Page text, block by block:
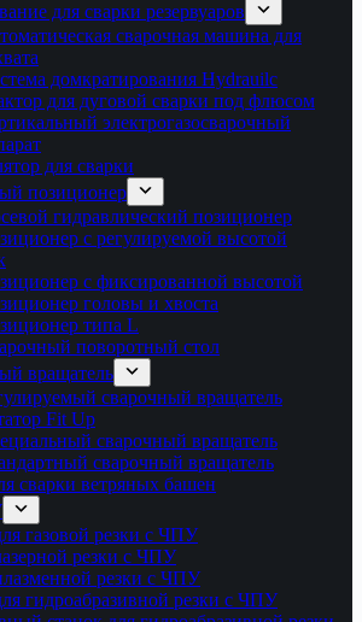
для сварки резервуаров
сварочная машина для
домкратирования Hydrauilc
для дуговой сварки под флюсом
электрогазосварочный
для сварки
позиционер
гидравлический позиционер
с регулируемой высотой
с фиксированной высотой
головы и хвоста
типа L
поворотный стол
вращатель
сварочный вращатель
Fit Up
сварочный вращатель
сварочный вращатель
сварки ветряных башен
газовой резки с ЧПУ
резки с ЧПУ
резки с ЧПУ
гидроабразивной резки с ЧПУ